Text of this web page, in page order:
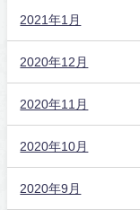
2021年1月
2020年12月
2020年11月
2020年10月
2020年9月